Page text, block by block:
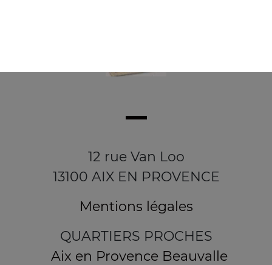
12 rue Van Loo
13100 AIX EN PROVENCE
Mentions légales
QUARTIERS PROCHES
Aix en Provence Beauvalle